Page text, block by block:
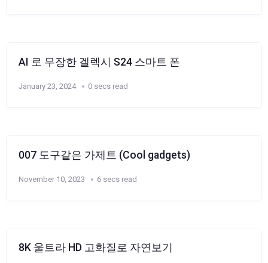
AI 로 무장한 겔렉시 S24 스마트 폰
January 23, 2024 0 secs read
007 도구같은 가제트 (Cool gadgets)
November 10, 2023 6 secs read
8K 울트라 HD 고화질로 자연보기